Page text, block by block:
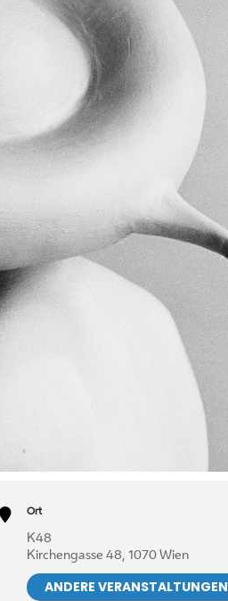
Ort
K48
Kirchengasse 48, 1070 Wien
ANDERE VERANSTALTUNGEN